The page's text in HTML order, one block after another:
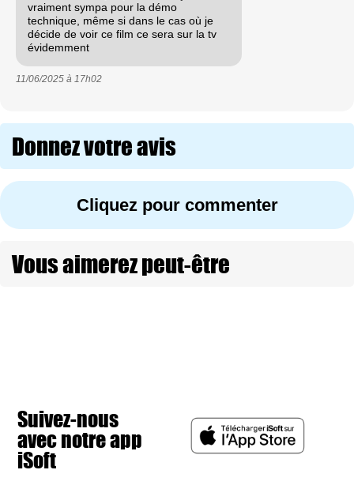
vraiment sympa pour la démo
technique, même si dans le cas où je
décide de voir ce film ce sera sur la tv
évidemment
11/06/2025 à 17h02
Donnez votre avis
Cliquez pour commenter
Vous aimerez peut-être
Suivez-nous
avec notre app
iSoft